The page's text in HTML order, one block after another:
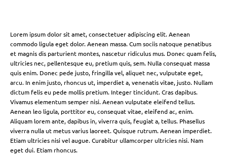
Lorem ipsum dolor sit amet, consectetuer adipiscing elit. Aenean
commodo ligula eget dolor. Aenean massa. Cum sociis natoque penatibus
et magnis dis parturient montes, nascetur ridiculus mus. Donec quam felis,
ultricies nec, pellentesque eu, pretium quis, sem. Nulla consequat massa
quis enim. Donec pede justo, fringilla vel, aliquet nec, vulputate eget,
arcu. In enim justo, rhoncus ut, imperdiet a, venenatis vitae, justo. Nullam
dictum felis eu pede mollis pretium. Integer tincidunt. Cras dapibus.
Vivamus elementum semper nisi. Aenean vulputate eleifend tellus.
Aenean leo ligula, porttitor eu, consequat vitae, eleifend ac, enim.
Aliquam lorem ante, dapibus in, viverra quis, feugiat a, tellus. Phasellus
viverra nulla ut metus varius laoreet. Quisque rutrum. Aenean imperdiet.
Etiam ultricies nisi vel augue. Curabitur ullamcorper ultricies nisi. Nam
eget dui. Etiam rhoncus.